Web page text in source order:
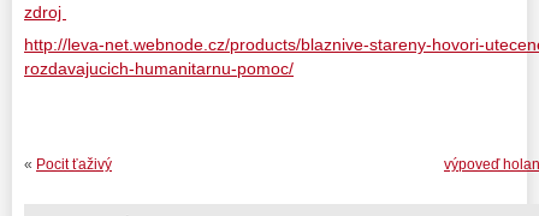
zdroj
http://leva-net.webnode.cz/products/blaznive-stareny-hovori-
rozdavajucich-humanitarnu-pomoc/
výpoveď
« Pocit ťaživý